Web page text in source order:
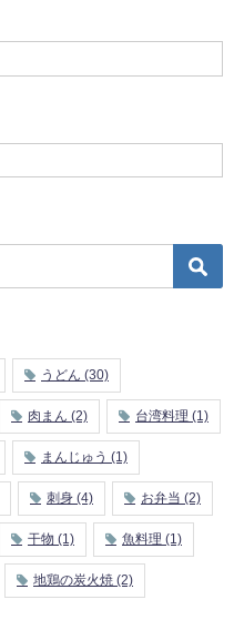
うどん (30)
肉まん (2) 台湾料理 (1)
まんじゅう (1)
刺身 (4) お弁当 (2)
干物 (1) 魚料理 (1)
地鶏の炭火焼 (2)